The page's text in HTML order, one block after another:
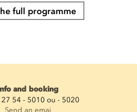
full programme
and booking
54 - 5010 ou - 5020
Send an emai